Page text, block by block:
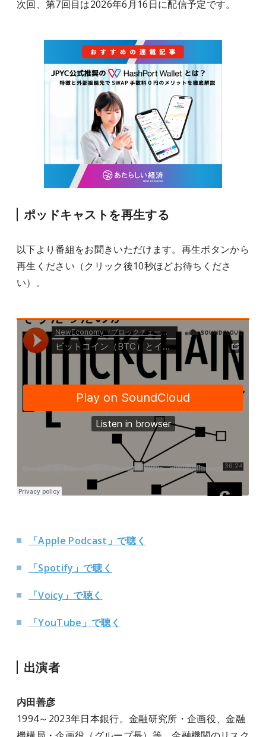
次回、第7回目は2026年6月16日に配信予定です。
ポッドキャストを再生する
以下より番組をお聞きいただけます。再生ボタンから
再生ください（クリック後10秒ほどお待ちくださ
い）。
「Apple Podcast」で聴く
「Spotify」で聴く
「Voicy」で聴く
「YouTube」で聴く
出演者
内田善彦
1994～2023年日本銀行。金融研究所・企画役、金融